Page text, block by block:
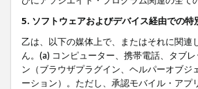
5. ソフトウェアおよびデバイス経由での特
乙は、以下の媒体上で、またはそれに関
ん。(a) コンピューター、携帯電話、タブ
ン（ブラウザプラグイン、ヘルパーオブ
ーション）。ただし、承認モバイル・ア